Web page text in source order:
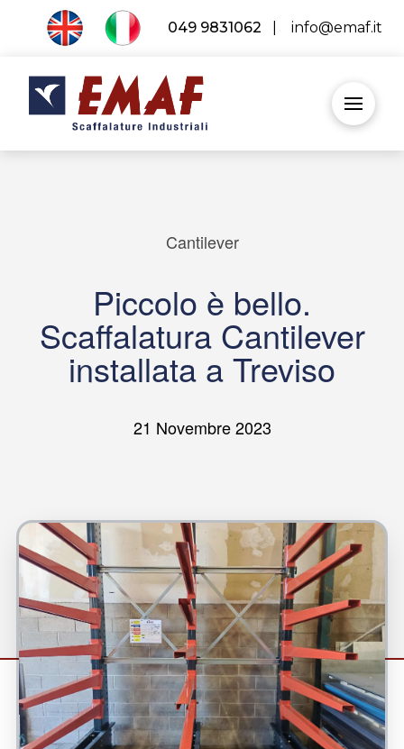
049 9831062 info@emaf.it
Cantilever
Piccolo è bello.
Scaffalatura Cantilever
installata a Treviso
21 Novembre 2023